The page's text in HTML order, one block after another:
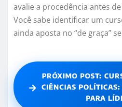
avalie a procedência antes
Você sabe identificar um
ainda aposta no “de graça”
→
PRÓXIMO POST:
CIÊNCIAS
PARA